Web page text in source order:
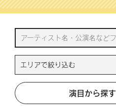
演目から探す